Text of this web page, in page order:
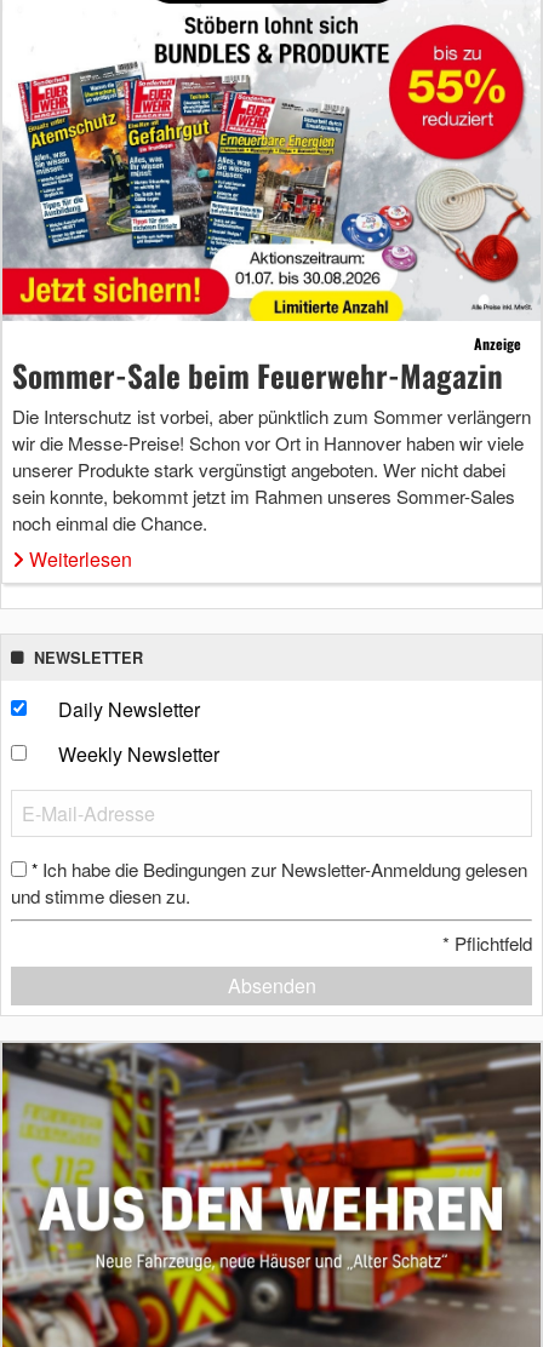
Anzeige
Sommer-Sale beim Feuerwehr-Magazin
Die Interschutz ist vorbei, aber pünktlich zum Sommer verlängern
wir die Messe-Preise! Schon vor Ort in Hannover haben wir viele
unserer Produkte stark vergünstigt angeboten. Wer nicht dabei
sein konnte, bekommt jetzt im Rahmen unseres Sommer-Sales
noch einmal die Chance.
Weiterlesen
NEWSLETTER
Daily Newsletter
Weekly Newsletter
* Ich habe die Bedingungen zur Newsletter-Anmeldung gelesen
und stimme diesen zu.
* Pflichtfeld
Absenden